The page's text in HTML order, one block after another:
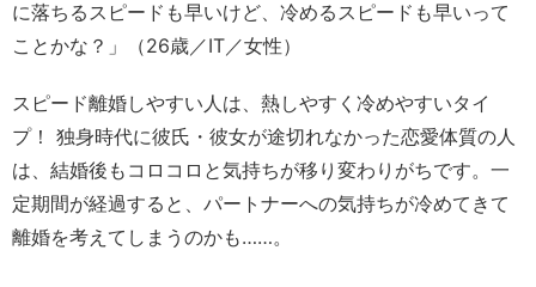
に落ちるスピードも早いけど、冷めるスピードも早いって
ことかな？」（26歳／IT／女性）
スピード離婚しやすい人は、熱しやすく冷めやすいタイ
プ！ 独身時代に彼氏・彼女が途切れなかった恋愛体質の人
は、結婚後もコロコロと気持ちが移り変わりがちです。一
定期間が経過すると、パートナーへの気持ちが冷めてきて
離婚を考えてしまうのかも……。